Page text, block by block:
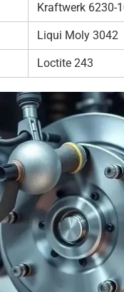
Kraftwerk 6230-
Liqui Moly 3042
Loctite 243